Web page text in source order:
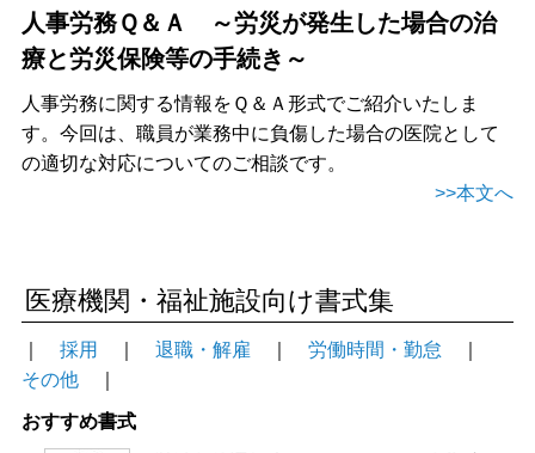
人事労務Ｑ＆Ａ ～労災が発生した場合の治
療と労災保険等の手続き～
人事労務に関する情報をＱ＆Ａ形式でご紹介いたしま
す。今回は、職員が業務中に負傷した場合の医院として
の適切な対応についてのご相談です。
>>本文へ
医療機関・福祉施設向け書式集
採用 退職・解雇 労働時間・勤怠
その他
おすすめ書式